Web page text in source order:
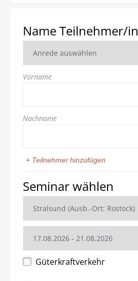
Name Teilnehmer/in
Vorname
Nachname
+ Teilnehmer hinzufügen
Seminar wählen
Güterkraftverkehr